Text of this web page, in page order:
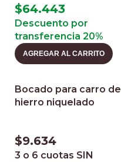
$64.443
Descuento por
transferencia 20%
AGREGAR AL CARRITO
Bocado para carro de
hierro niquelado
$9.634
3 o 6 cuotas SIN